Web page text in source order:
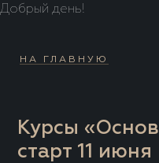
Добрый день!
НА ГЛАВНУЮ
Курсы
старт 11 июня